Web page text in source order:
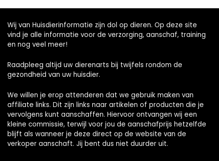
Wij van Huisdierinformatie zijn dol op dieren. Op deze site
vind je alle informatie voor de verzorging, aanschaf, training
en nog veel meer!
Raadpleeg altijd uw dierenarts bij twijfels rondom de
gezondheid van uw huisdier.
We willen je erop attenderen dat we gebruik maken van
affiliate links. Dit zijn links naar artikelen of producten die je
vervolgens kunt aanschaffen. Hiervoor ontvangen wij een
kleine commissie, terwijl voor jou de aanschafprijs hetzelfde
blijft als wanneer je deze direct op de website van de
verkoper aanschaft. Jij bent dus niet duurder uit.